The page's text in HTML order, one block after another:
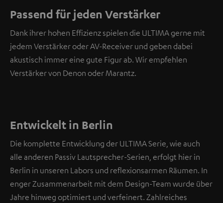
Passend für jeden Verstärker
Dank ihrer hohen Effizienz spielen die ULTIMA gerne mit
jedem Verstärker oder AV-Receiver und geben dabei
akustisch immer eine gute Figur ab. Wir empfehlen
Verstärker von Denon oder Marantz.
Entwickelt in Berlin
Die komplette Entwicklung der ULTIMA Serie, wie auch
alle anderen Passiv Lautsprecher-Serien, erfolgt hier in
Berlin in unseren Labors und reflexionsarmen Räumen. In
enger Zusammenarbeit mit dem Design-Team wurde über
Jahre hinweg optimiert und verfeinert. Zahlreiches